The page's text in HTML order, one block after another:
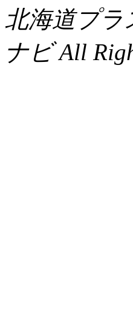
北海道プ
ナビ All